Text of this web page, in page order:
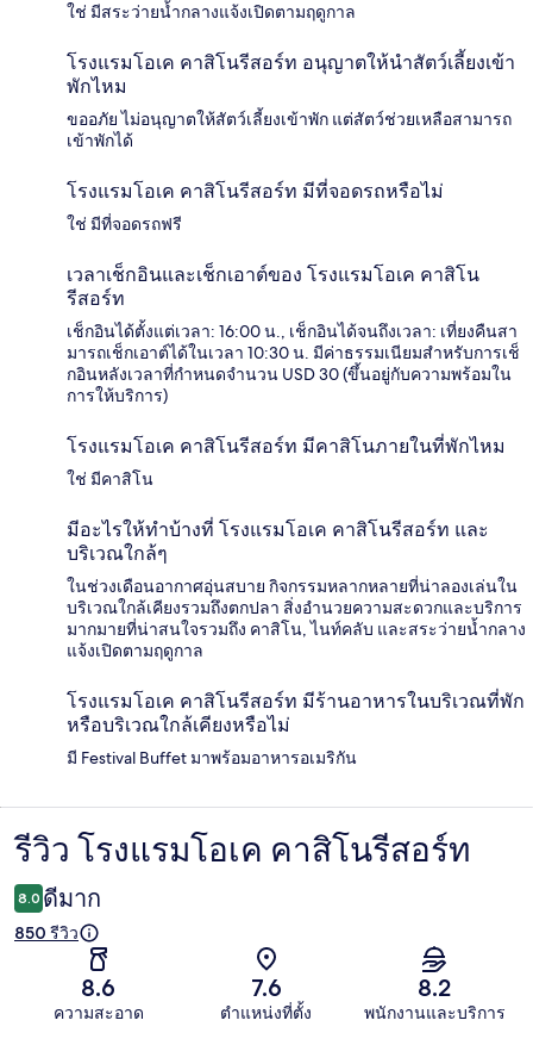
ใช่ มีสระว่ายน้ำกลางแจ้งเปิดตามฤดูกาล
โรงแรมโอเค คาสิโนรีสอร์ท อนุญาตให้นำสัตว์เลี้ยงเข้า
พักไหม
ขออภัย ไม่อนุญาตให้สัตว์เลี้ยงเข้าพัก แต่สัตว์ช่วยเหลือสามารถ
เข้าพักได้
โรงแรมโอเค คาสิโนรีสอร์ท มีที่จอดรถหรือไม่
ใช่ มีที่จอดรถฟรี
เวลาเช็กอินและเช็กเอาต์ของ โรงแรมโอเค คาสิโน
รีสอร์ท
เช็กอินได้ตั้งแต่เวลา: 16:00 น., เช็กอินได้จนถึงเวลา: เที่ยงคืนสา
มารถเช็กเอาต์ได้ในเวลา 10:30 น. มีค่าธรรมเนียมสำหรับการเช็
กอินหลังเวลาที่กำหนดจำนวน USD 30 (ขึ้นอยู่กับความพร้อมใน
การให้บริการ)
โรงแรมโอเค คาสิโนรีสอร์ท มีคาสิโนภายในที่พักไหม
ใช่ มีคาสิโน
มีอะไรให้ทำบ้างที่ โรงแรมโอเค คาสิโนรีสอร์ท และ
บริเวณใกล้ๆ
ในช่วงเดือนอากาศอุ่นสบาย กิจกรรมหลากหลายที่น่าลองเล่นใน
บริเวณใกล้เคียงรวมถึงตกปลา สิ่งอำนวยความสะดวกและบริการ
มากมายที่น่าสนใจรวมถึง คาสิโน, ไนท์คลับ และสระว่ายน้ำกลาง
แจ้งเปิดตามฤดูกาล
โรงแรมโอเค คาสิโนรีสอร์ท มีร้านอาหารในบริเวณที่พัก
หรือบริเวณใกล้เคียงหรือไม่
มี Festival Buffet มาพร้อมอาหารอเมริกัน
รีวิว
รีวิว โรงแรมโอเค คาสิโนรีสอร์ท
8.0 ดีมาก
850 รีวิว
8.6
ความสะอาด
7.6
ตำแหน่งที่ตั้ง
8.2
พนักงานและบริการ